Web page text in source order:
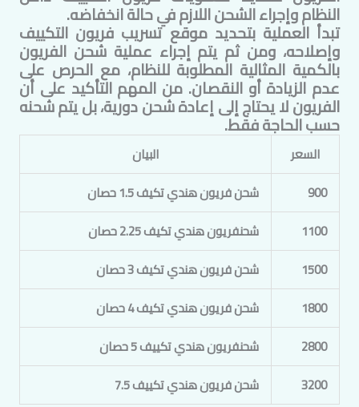
النظام وإجراء الشحن اللازم في حالة انخفاضه.
تبدأ العملية بتحديد موقع تسريب فريون التكييف
وإصلاحه، ومن ثم يتم إجراء عملية شحن الفريون
بالكمية المثالية المطلوبة للنظام، مع الحرص على
عدم الزيادة أو النقصان. من المهم التأكيد على أن
الفريون لا يحتاج إلى إعادة شحن دورية، بل يتم شحنه
حسب الحاجة فقط.
السعر
البيان
900
شحن فريون هندي تكيف 1.5 حصان
1100
شحنفريون هندي تكيف 2.25 حصان
1500
شحن فريون هندي تكيف 3 حصان
1800
شحن فريون هندي تكيف 4 حصان
2800
شحنفريون هندي تكييف 5 حصان
3200
شحن فريون هندي تكييف 7.5